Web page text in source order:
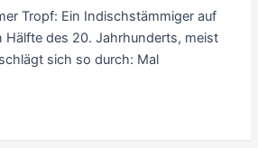
Tropf: Ein Indischstämmiger auf
Hälfte des 20. Jahrhunderts, meist
sich so durch: Mal